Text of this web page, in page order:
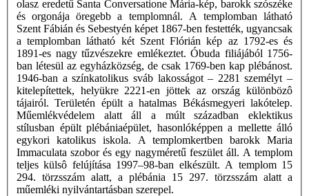
olasz eredetű Santa Conversatione Mária-kép, barokk szószéke
és orgonája öregebb a templomnál. A templomban látható
Szent Fábián és Sebestyén képet 1867-ben festették, ugyancsak
a templomban látható két Szent Flórián kép az 1792-es és
1891-es nagy tűzvészekre emlékeztet. Óbuda filiájából 1756-
ban létesül az egyházközség, de csak 1769-ben kap plébánost.
1946-ban a színkatolikus sváb lakosságot – 2281 személyt –
kitelepítettek, helyükre 2221-en jöttek az ország különbözô
tájairól. Területén épült a hatalmas Békásmegyeri lakótelep.
Műemlékvédelem alatt áll a múlt században eklektikus
stílusban épült plébániaépület, hasonlóképpen a mellette álló
egykori katolikus iskola. A templomkertben barokk Maria
Immaculata szobor és egy nagyméretű feszület áll. A templom
teljes külsô felújítása 1997–98-ban elkészült. A templom 15
294. törzsszám alatt, a plébánia 15 297. törzsszám alatt a
műemléki nyilvántartásban szerepel.